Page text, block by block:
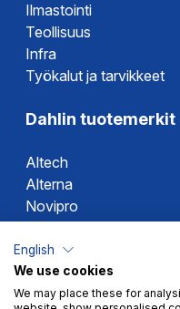
Ilmastointi
Teollisuus
Infra
Työkalut ja tarvikkeet
Dahlin tuotemerkit
Altech
Alterna
Novipro
English
We use cookies
We may place these for